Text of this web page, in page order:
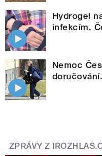
Hydrogel
infekcím.
Nemoc
ZPRÁVY Z